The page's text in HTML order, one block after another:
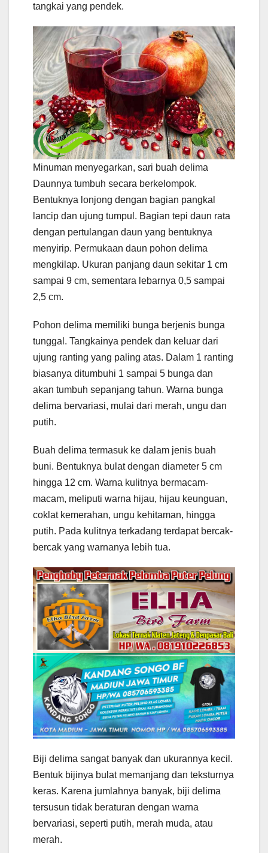
tangkai yang pendek.
Minuman menyegarkan, sari buah delima
Daunnya tumbuh secara berkelompok.
Bentuknya lonjong dengan bagian pangkal
lancip dan ujung tumpul. Bagian tepi daun rata
dengan pertulangan daun yang bentuknya
menyirip. Permukaan daun pohon delima
mengkilap. Ukuran panjang daun sekitar 1 cm
sampai 9 cm, sementara lebarnya 0,5 sampai
2,5 cm.
Pohon delima memiliki bunga berjenis bunga
tunggal. Tangkainya pendek dan keluar dari
ujung ranting yang paling atas. Dalam 1 ranting
biasanya ditumbuhi 1 sampai 5 bunga dan
akan tumbuh sepanjang tahun. Warna bunga
delima bervariasi, mulai dari merah, ungu dan
putih.
Buah delima termasuk ke dalam jenis buah
buni. Bentuknya bulat dengan diameter 5 cm
hingga 12 cm. Warna kulitnya bermacam-
macam, meliputi warna hijau, hijau keunguan,
coklat kemerahan, ungu kehitaman, hingga
putih. Pada kulitnya terkadang terdapat bercak-
bercak yang warnanya lebih tua.
Biji delima sangat banyak dan ukurannya kecil.
Bentuk bijinya bulat memanjang dan teksturnya
keras. Karena jumlahnya banyak, biji delima
tersusun tidak beraturan dengan warna
bervariasi, seperti putih, merah muda, atau
merah.